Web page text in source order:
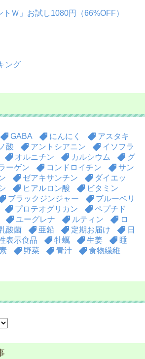
Ｗ」お試し1080円（66%OFF）
ング
GABA にんにく
アスタキ
酸 アントシアニン
イソフラ
オルニチン カルシウム
グ
ーゲン コンドロイチン
サン
ゼアキサンチン
ダイエッ
ヒアルロン酸
ビタミン
ブラックジンジャー
ブルーベリ
プロテオグリカン
ペプチド
ユーグレナ ルティン
ロ
酸菌 亜鉛 定期お届け
日
表示食品 牡蠣 生姜
睡
野菜 青汁
食物繊維